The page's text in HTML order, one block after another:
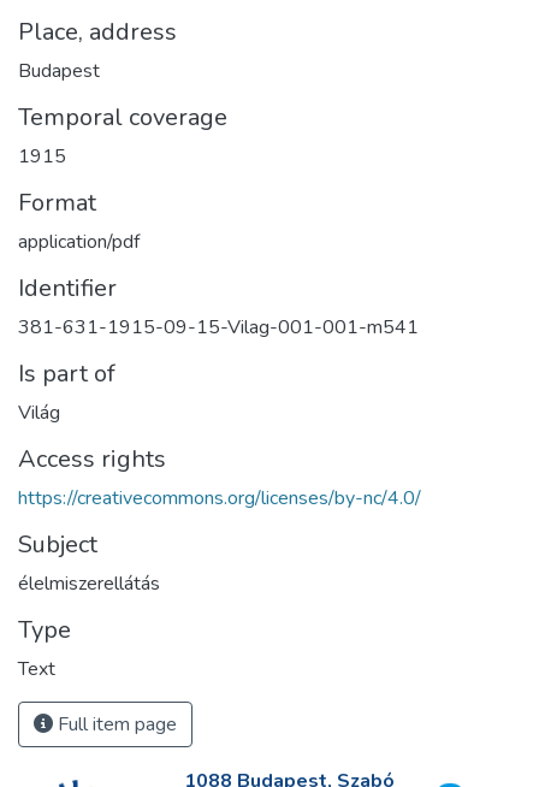
Place, address
Budapest
Temporal coverage
1915
Format
application/pdf
Identifier
381-631-1915-09-15-Vilag-001-001-m541
Is part of
Világ
Access rights
https://creativecommons.org/licenses/by-nc/4.0/
Subject
élelmiszerellátás
Type
Text
Full item page
1088 Budapest, Szabó